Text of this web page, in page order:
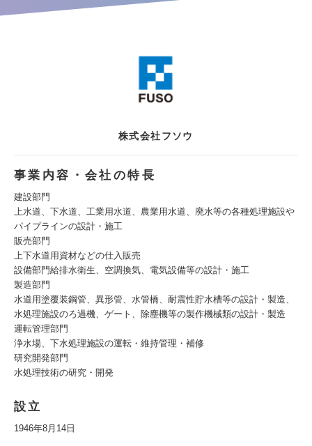
株式会社フソウ
事業内容・会社の特長
建設部門
上水道、下水道、工業用水道、農業用水道、廃水等の各種処理施設や
パイプラインの設計・施工
販売部門
上下水道用資材などの仕入販売
設備部門給排水衛生、空調換気、電気設備等の設計・施工
製造部門
水道用塗覆装鋼管、異形管、水管橋、耐震性貯水槽等の設計・製造、
水処理施設のろ過機、ゲート、除塵機等の製作機械類の設計・製造
運転管理部門
浄水場、下水処理施設の運転・維持管理・補修
研究開発部門
水処理技術の研究・開発
設立
1946年8月14日